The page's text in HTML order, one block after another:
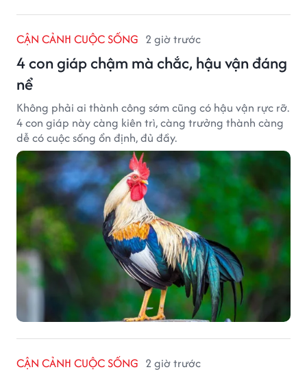
CẬN CẢNH CUỘC SỐNG 2 giờ trước
4 con giáp chậm mà chắc, hậu vận đáng
nể
Không phải ai thành công sớm cũng có hậu vận rực rỡ.
4 con giáp này càng kiên trì, càng trưởng thành càng
dễ có cuộc sống ổn định, đủ đầy.
CẬN CẢNH CUỘC SỐNG 2 giờ trước